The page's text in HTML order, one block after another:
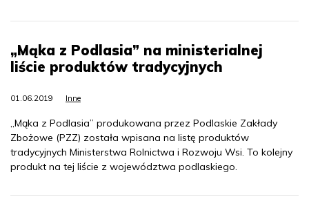
„Mąka z Podlasia” na ministerialnej
liście produktów tradycyjnych
01.06.2019 Inne
„Mąka z Podlasia” produkowana przez Podlaskie Zakłady
Zbożowe (PZZ) została wpisana na listę produktów
tradycyjnych Ministerstwa Rolnictwa i Rozwoju Wsi. To kolejny
produkt na tej liście z województwa podlaskiego.